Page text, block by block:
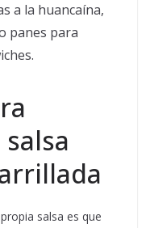
a la huancaína,
panes para
salsa es que